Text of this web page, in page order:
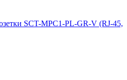
SCT-MPC1-PL-GR-V (RJ-45,